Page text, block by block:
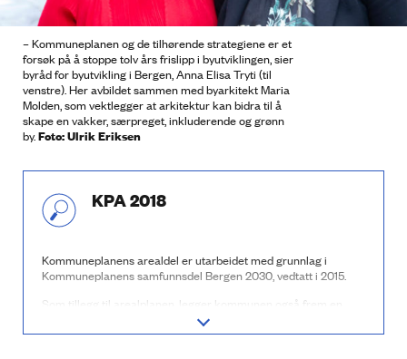
– Kommuneplanen og de tilhørende strategiene er et
forsøk på å stoppe tolv års frislipp i byutviklingen, sier
byråd for byutvikling i Bergen, Anna Elisa Tryti (til
venstre). Her avbildet sammen med byarkitekt Maria
Molden, som vektlegger at arkitektur kan bidra til å
skape en vakker, særpreget, inkluderende og grønn
by.Foto: Ulrik Eriksen
KPA 2018
Kommuneplanens arealdel er utarbeidet med grunnlag i
Kommuneplanens samfunnsdel Bergen 2030, vedtatt i 2015.
Som tillegg til arealplanen, legger kommunen også frem en
egen arkitekturstrategi, en strategi for sjøfronten, samt en
kulturminnestrategi.